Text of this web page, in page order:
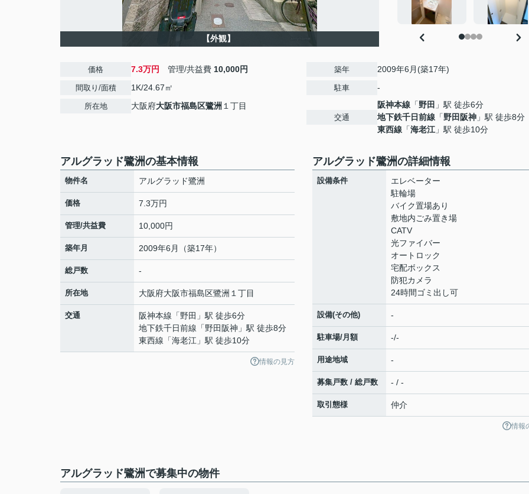
【外観】
価格 7.3万円 管理/共益費 10,000円
間取り/面積 1K/24.67㎡
所在地 大阪府大阪市福島区鷺洲 １丁目
築年 2009年6月(築17年)
駐車 -
交通
阪神本線 「野田 」駅 徒歩6分
地下鉄千日前線 「野田阪神 」駅 徒歩8分
東西線 「海老江 」駅 徒歩10分
アルグラッド鷺洲の基本情報
物件名 アルグラッド鷺洲
価格 7.3万円
管理/共益費 10,000円
築年月 2009年6月（築17年）
総戸数 -
所在地 大阪府大阪市福島区鷺洲 １丁目
交通 阪神本線 「野田 」駅 徒歩6分
地下鉄千日前線 「野田阪神 」駅 徒歩8分
東西線 「海老江 」駅 徒歩10分
情報の見方
アルグラッド鷺洲の詳細情報
設備条件
エレベーター
駐輪場
バイク置場あり
敷地内ごみ置き場
CATV
光ファイバー
オートロック
宅配ボックス
防犯カメラ
24時間ゴミ出し可
設備(その他) -
駐車場/月額 -/-
用途地域 -
募集戸数 / 総戸数 - / -
取引態様 仲介
情報
アルグラッド鷺洲で募集中の物件